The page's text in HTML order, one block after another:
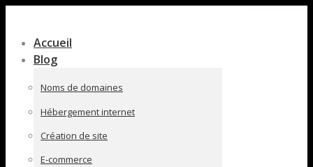
pleine
largeur
Accueil
Blog
Noms de domaines
Hébergement internet
Création de site
E-commerce